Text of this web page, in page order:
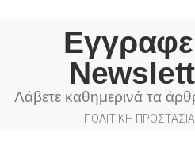
Λάβετε καθημερινά τα
ΠΟΛΙΤΙΚΗ